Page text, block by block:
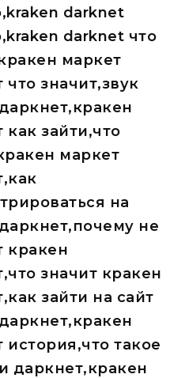
darknet
darknet что
маркет
что значит,звук
как зайти,что
маркет
на
не
кракен
значит кракен
зайти на сайт
история,что такое
даркнет,кракен